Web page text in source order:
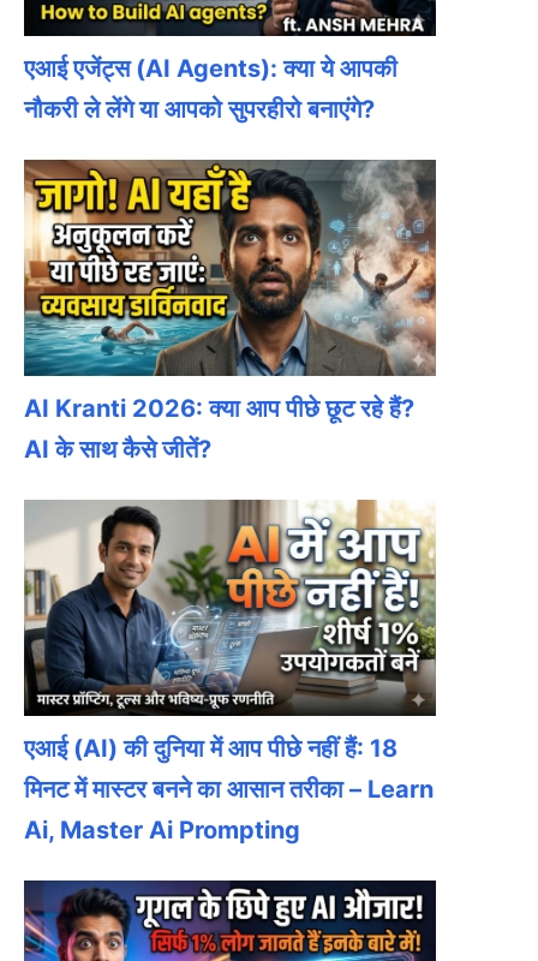
एआई एजेंट्स (AI Agents): क्या ये आपकी
नौकरी ले लेंगे या आपको सुपरहीरो बनाएंगे?
AI Kranti 2026: क्या आप पीछे छूट रहे हैं?
AI के साथ कैसे जीतें?
एआई (AI) की दुनिया में आप पीछे नहीं हैं: 18
मिनट में मास्टर बनने का आसान तरीका – Learn
Ai, Master Ai Prompting